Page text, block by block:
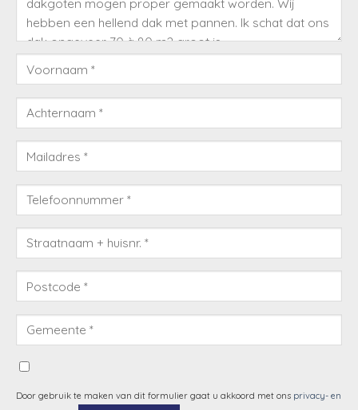
Door gebruik te maken van dit formulier gaat u akkoord met ons privacy- en